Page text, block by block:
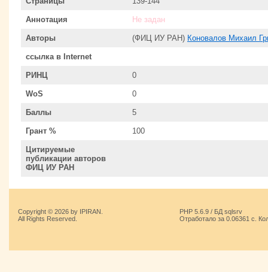
Аннотация Не задан
Авторы (ФИЦ ИУ РАН) Коновалов Михаил
ссылка в Internet
РИНЦ 0
WoS 0
Баллы 5
Грант % 100
Цитируемые
публикации авторов
ФИЦ ИУ РАН
Copyright © 2026 by IPIRAN.
All Rights Reserved.
PHP 5.6.9 / БД sqlsrv
Отработало за 0.06361 с.